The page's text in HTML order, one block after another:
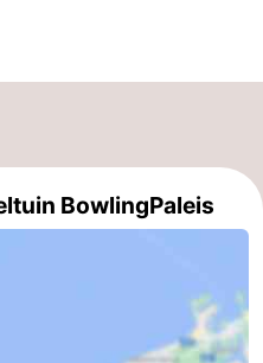
BowlingPaleis